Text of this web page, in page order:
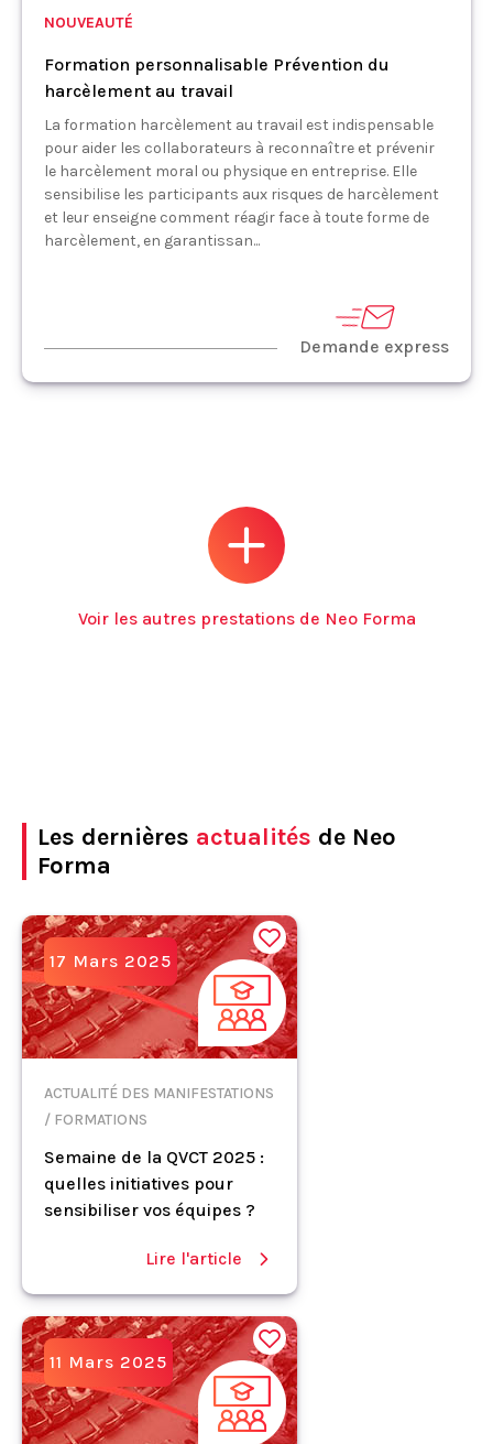
NOUVEAUTÉ
Formation personnalisable Prévention du
harcèlement au travail
La formation harcèlement au travail est indispensable
pour aider les collaborateurs à reconnaître et prévenir
le harcèlement moral ou physique en entreprise. Elle
sensibilise les participants aux risques de harcèlement
et leur enseigne comment réagir face à toute forme de
harcèlement, en garantissan...
Demande express
Voir les autres prestations de Neo Forma
Les dernières actualités de Neo
Forma
17 Mars 2025
ACTUALITÉ DES MANIFESTATIONS
/ FORMATIONS
Semaine de la QVCT 2025 :
quelles initiatives pour
sensibiliser vos équipes ?
Lire l'article
11 Mars 2025